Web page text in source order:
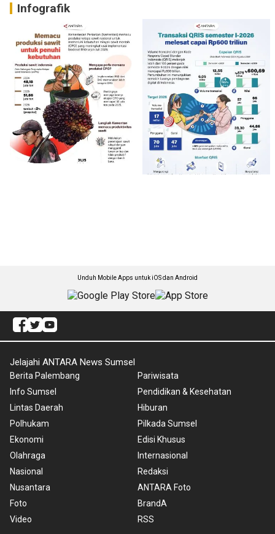
Infografik
Unduh Mobile Apps untuk iOS dan Android
Jelajahi ANTARA News Sumsel
Berita Palembang
Info Sumsel
Lintas Daerah
Polhukam
Ekonomi
Olahraga
Nasional
Nusantara
Foto
Video
Pariwisata
Pendidikan & Kesehatan
Hiburan
Pilkada Sumsel
Edisi Khusus
Internasional
Redaksi
ANTARA Foto
BrandA
RSS